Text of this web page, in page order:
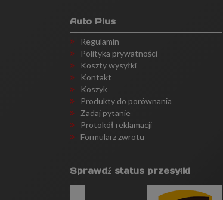
Auto Plus
Regulamin
Polityka prywatności
Koszty wysyłki
Kontakt
Koszyk
Produkty do porównania
Zadaj pytanie
Protokół reklamacji
Formularz zwrotu
Sprawdź status przesyłki